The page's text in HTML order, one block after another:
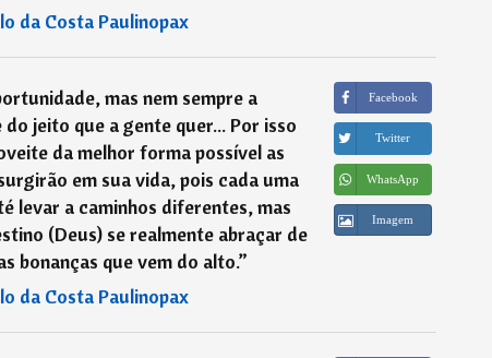
da Costa Paulinopax
mas nem sempre a
jeito que a gente quer... Por isso
da melhor forma possível as
em sua vida, pois cada uma
levar a caminhos diferentes, mas
(Deus) se realmente abraçar de
bonanças que vem do alto.”
da Costa Paulinopax
Facebook
Twitter
WhatsApp
Imagem